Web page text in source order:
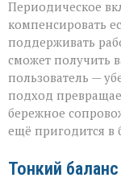
Периодическое
компенсировать
поддерживать
сможет получить
пользователь —
подход
бережное
ещё пригодится в
Тонкий